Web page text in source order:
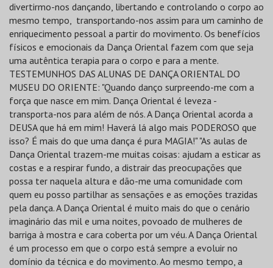
divertirmo-nos dançando, libertando e controlando o corpo ao
mesmo tempo, transportando-nos assim para um caminho de
enriquecimento pessoal a partir do movimento. Os benefícios
físicos e emocionais da Dança Oriental fazem com que seja
uma autêntica terapia para o corpo e para a mente.
TESTEMUNHOS DAS ALUNAS DE DANÇA ORIENTAL DO
MUSEU DO ORIENTE: "Quando danço surpreendo-me com a
força que nasce em mim. Dança Oriental é leveza -
transporta-nos para além de nós. A Dança Oriental acorda a
DEUSA que há em mim! Haverá lá algo mais PODEROSO que
isso? É mais do que uma dança é pura MAGIA!" "As aulas de
Dança Oriental trazem-me muitas coisas: ajudam a esticar as
costas e a respirar fundo, a distrair das preocupações que
possa ter naquela altura e dão-me uma comunidade com
quem eu posso partilhar as sensações e as emoções trazidas
pela dança. A Dança Oriental é muito mais do que o cenário
imaginário das mil e uma noites, povoado de mulheres de
barriga à mostra e cara coberta por um véu. A Dança Oriental
é um processo em que o corpo está sempre a evoluir no
domínio da técnica e do movimento. Ao mesmo tempo, a